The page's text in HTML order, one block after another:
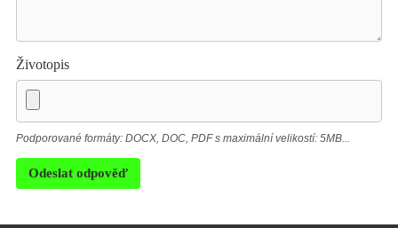
Životopis
Podporované formáty: DOCX, DOC, PDF s maximální velikostí: 5MB...
Odeslat odpověď